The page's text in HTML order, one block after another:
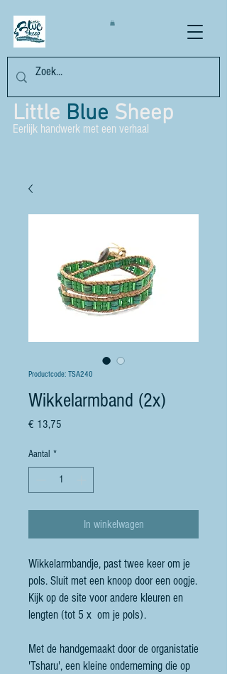
Little Blue Sheep
Eerlijk handwerk met een verhaal
Productcode: TSA240
Wikkelarmband (2x)
€ 13,75
Aantal *
In winkelwagen
Wikkelarmbandje, past twee keer om je
pols. Sluit met een knoop door een oogje.
Kijk op de site voor andere kleuren en
lengten (tot 5 x om je pols).
Met de handgemaakt door de organistatie
'Tsharu', een kleine onderneming die op